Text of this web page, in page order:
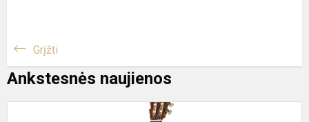
Grįžti
Ankstesnės naujienos